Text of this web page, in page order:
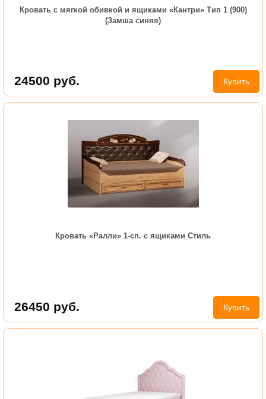
Кровать с мягкой обивкой и ящиками «Кантри» Тип 1 (900)
(Замша синяя)
24500 руб. Купить
Кровать «Ралли» 1-сп. с ящиками Стиль
26450 руб. Купить